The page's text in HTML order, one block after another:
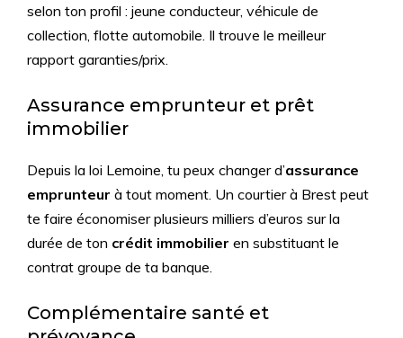
selon ton profil : jeune conducteur, véhicule de
collection, flotte automobile. Il trouve le meilleur
rapport garanties/prix.
Assurance emprunteur et prêt
immobilier
Depuis la loi Lemoine, tu peux changer d’assurance
emprunteur à tout moment. Un courtier à Brest peut
te faire économiser plusieurs milliers d’euros sur la
durée de ton crédit immobilier en substituant le
contrat groupe de ta banque.
Complémentaire santé et